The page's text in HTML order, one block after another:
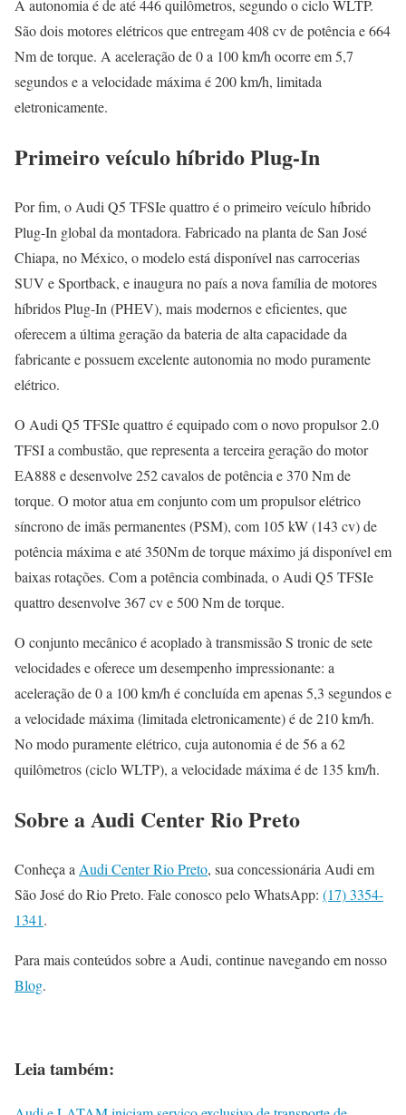
A autonomia é de até 446 quilômetros, segundo o ciclo WLTP.
São dois motores elétricos que entregam 408 cv de potência e 664
Nm de torque. A aceleração de 0 a 100 km/h ocorre em 5,7
segundos e a velocidade máxima é 200 km/h, limitada
eletronicamente.
Primeiro veículo híbrido Plug-In
Por fim, o Audi Q5 TFSIe quattro é o primeiro veículo híbrido
Plug-In global da montadora. Fabricado na planta de San José
Chiapa, no México, o modelo está disponível nas carrocerias
SUV e Sportback, e inaugura no país a nova família de motores
híbridos Plug-In (PHEV), mais modernos e eficientes, que
oferecem a última geração da bateria de alta capacidade da
fabricante e possuem excelente autonomia no modo puramente
elétrico.
O Audi Q5 TFSIe quattro é equipado com o novo propulsor 2.0
TFSI a combustão, que representa a terceira geração do motor
EA888 e desenvolve 252 cavalos de potência e 370 Nm de
torque. O motor atua em conjunto com um propulsor elétrico
síncrono de imãs permanentes (PSM), com 105 kW (143 cv) de
potência máxima e até 350Nm de torque máximo já disponível em
baixas rotações. Com a potência combinada, o Audi Q5 TFSIe
quattro desenvolve 367 cv e 500 Nm de torque.
O conjunto mecânico é acoplado à transmissão S tronic de sete
velocidades e oferece um desempenho impressionante: a
aceleração de 0 a 100 km/h é concluída em apenas 5,3 segundos e
a velocidade máxima (limitada eletronicamente) é de 210 km/h.
No modo puramente elétrico, cuja autonomia é de 56 a 62
quilômetros (ciclo WLTP), a velocidade máxima é de 135 km/h.
Sobre a Audi Center Rio Preto
Conheça a Audi Center Rio Preto, sua concessionária Audi em
São José do Rio Preto. Fale conosco pelo WhatsApp: (17) 3354-
1341.
Para mais conteúdos sobre a Audi, continue navegando em nosso
Blog.
Leia também: